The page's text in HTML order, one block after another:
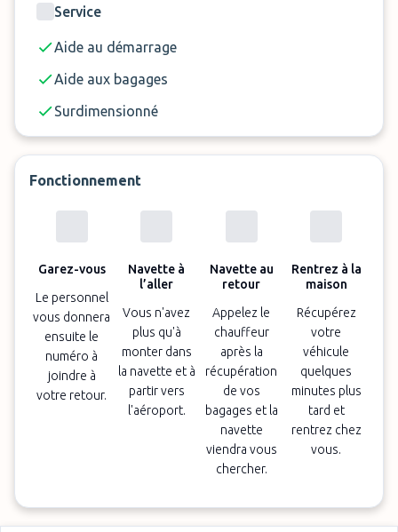
Service
Aide au démarrage
Aide aux bagages
Surdimensionné
Fonctionnement
Garez-vous
Le personnel
vous donnera
ensuite le
numéro à
joindre à
votre retour.
Navette à
l’aller
Vous n'avez
plus qu'à
monter dans
la navette et à
partir vers
l'aéroport.
Navette au
retour
Appelez le
chauffeur
après la
récupération
de vos
bagages et la
navette
viendra vous
chercher.
Rentrez à la
maison
Récupérez
votre
véhicule
quelques
minutes plus
tard et
rentrez chez
vous.